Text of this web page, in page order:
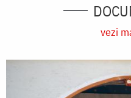
vezi